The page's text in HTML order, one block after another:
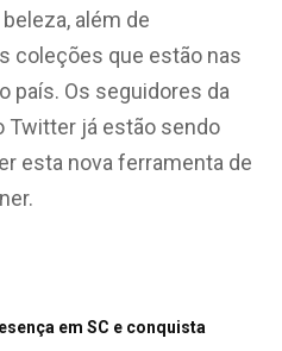
além de
coleções que estão nas
país. Os seguidores da
Twitter já estão sendo
esta nova ferramenta de
em SC e conquista